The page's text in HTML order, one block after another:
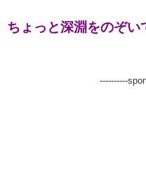
ちょっと深淵をのぞい
----------